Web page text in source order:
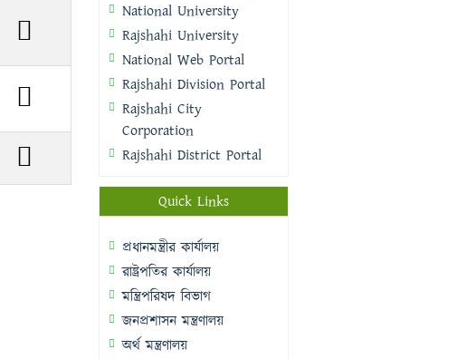
National University
Rajshahi University
National Web Portal
Rajshahi Division Portal
Rajshahi City
Corporation
Rajshahi District Portal
Quick Links
প্রধানমন্ত্রীর কার্যালয়
রাষ্ট্রপতির কার্যালয়
মন্ত্রিপরিষদ বিভাগ
জনপ্রশাসন মন্ত্রণালয়
অর্থ মন্ত্রণালয়